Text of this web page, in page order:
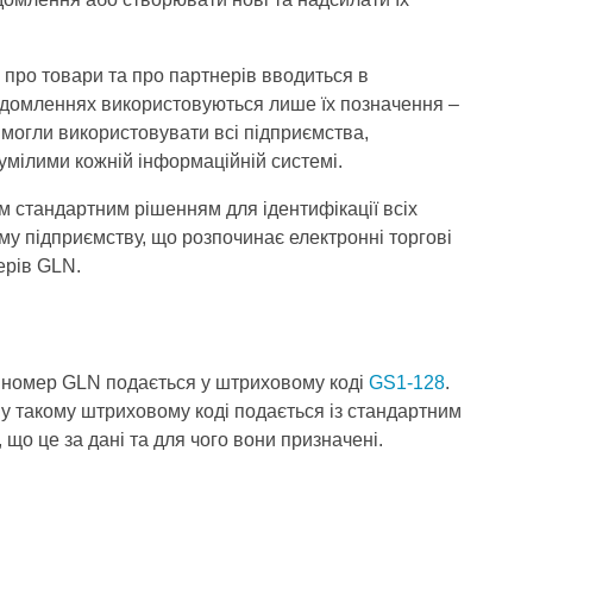
товари та про партнерів вводиться в
використовуються лише їх позначення –
використовувати всі підприємства,
кожній інформаційній системі.
рішенням для ідентифікації всіх
підприємству, що розпочинає електронні торгові
GLN.
GLN подається у штриховому коді GS1-128.
штриховому коді подається із стандартним
це за дані та для чого вони призначені.